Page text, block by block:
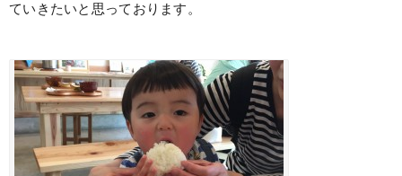
ていきたいと思っております。